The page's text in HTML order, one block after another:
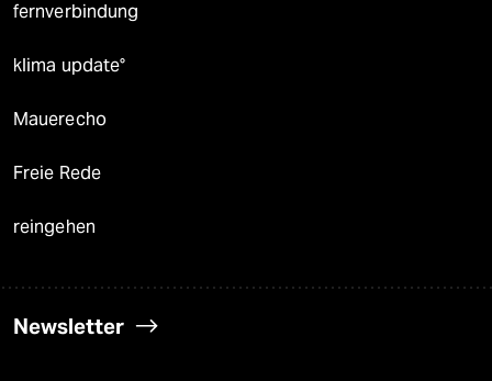
fernverbindung
klima update°
Mauerecho
Freie Rede
reingehen
Newsletter